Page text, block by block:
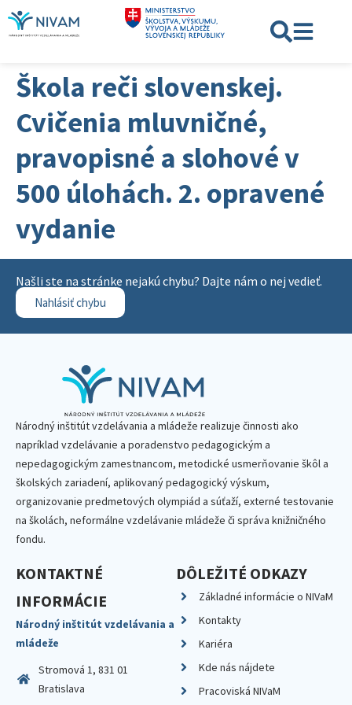
Škola reči slovenskej.
Cvičenia mluvničné,
pravopisné a slohové v
500 úlohách. 2. opravené
vydanie
Našli ste na stránke nejakú chybu? Dajte nám o nej vedieť.
Nahlásiť chybu
Národný inštitút vzdelávania a mládeže realizuje činnosti ako
napríklad vzdelávanie a poradenstvo pedagogickým a
nepedagogickým zamestnancom, metodické usmerňovanie škôl a
školských zariadení, aplikovaný pedagogický výskum,
organizovanie predmetových olympiád a súťaží, externé testovanie
na školách, neformálne vzdelávanie mládeže či správa knižničného
fondu.
KONTAKTNÉ
INFORMÁCIE
Národný inštitút vzdelávania a
mládeže
Stromová 1, 831 01
Bratislava
DÔLEŽITÉ ODKAZY
Základné informácie o NIVaM
Kontakty
Kariéra
Kde nás nájdete
Pracoviská NIVaM